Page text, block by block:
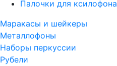
Палочки для ксилофона
Маракасы и шейкеры
Металлофоны
Наборы перкуссии
Рубели